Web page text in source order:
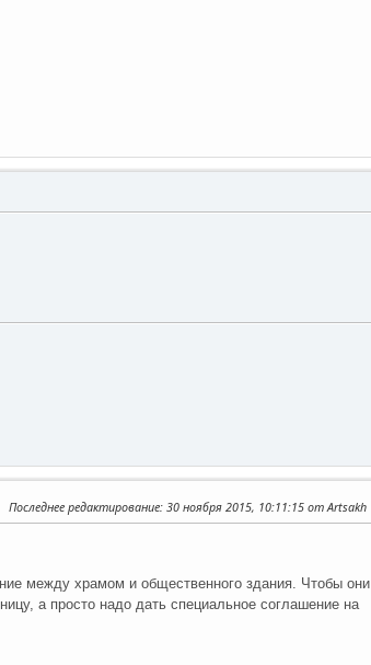
Последнее редактирование: 30 ноября 2015, 10:11:15 от Artsakh
между храмом и общественного здания. Чтобы они
а просто надо дать специальное соглашение на